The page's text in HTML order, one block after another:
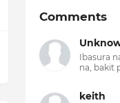
Comments
Ibasura
na, bakit
keith